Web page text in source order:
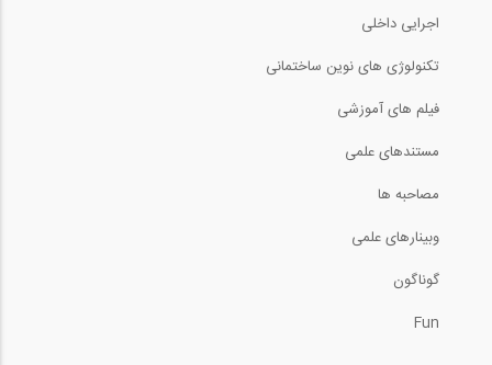
اجرایی داخلی
تکنولوژی های نوین ساختمانی
فیلم های آموزشی
مستندهای علمی
مصاحبه ها
وبینارهای علمی
گوناگون
Fun